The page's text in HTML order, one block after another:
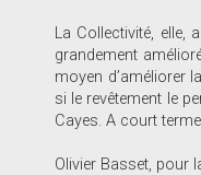
La Collectivité, elle,
grandement
moyen d’améliorer
si le revêtement le
Cayes. A court
Olivier Basset, pour